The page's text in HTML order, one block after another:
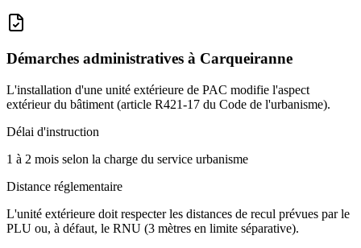
Démarches administratives à Carqueiranne
L'installation d'une unité extérieure de PAC modifie l'aspect
extérieur du bâtiment (article R421-17 du Code de l'urbanisme).
Délai d'instruction
1 à 2 mois selon la charge du service urbanisme
Distance réglementaire
L'unité extérieure doit respecter les distances de recul prévues par le
PLU ou, à défaut, le RNU (3 mètres en limite séparative).